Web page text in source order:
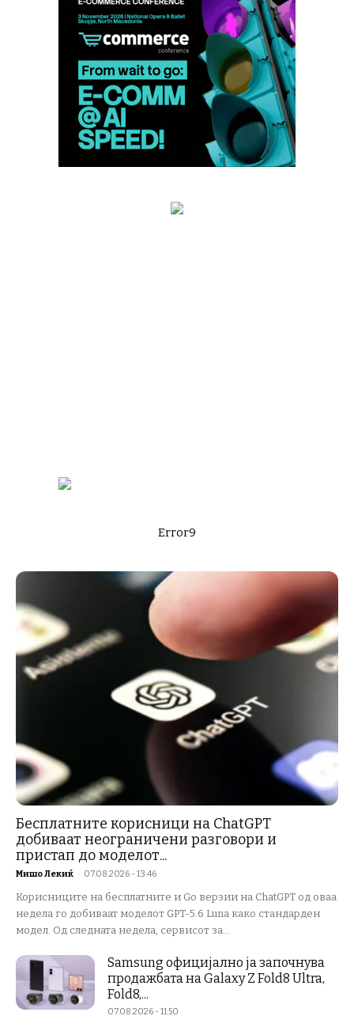
Error9
Бесплатните корисници на ChatGPT
добиваат неограничени разговори и
пристап до моделот...
Мишо Лекиќ - 07.08.2026 - 13:46
Корисниците на бесплатните и Go верзии на ChatGPT од оваа
недела го добиваат моделот GPT-5.6 Luna како стандарден
модел. Од следната недела, сервисот за...
Samsung официјално ја започнува
продажбата на Galaxy Z Fold8 Ultra,
Fold8,...
07.08.2026 - 11:50